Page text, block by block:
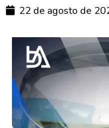
22 de agosto de